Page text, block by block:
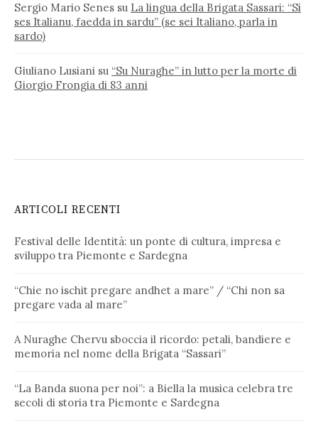
Sergio Mario Senes su La lingua della Brigata Sassari: “Si
ses Italianu, faedda in sardu” (se sei Italiano, parla in
sardo)
Giuliano Lusiani su “Su Nuraghe” in lutto per la morte di
Giorgio Frongia di 83 anni
ARTICOLI RECENTI
Festival delle Identità: un ponte di cultura, impresa e
sviluppo tra Piemonte e Sardegna
“Chie no ischit pregare andhet a mare” / “Chi non sa
pregare vada al mare”
A Nuraghe Chervu sboccia il ricordo: petali, bandiere e
memoria nel nome della Brigata “Sassari”
“La Banda suona per noi”: a Biella la musica celebra tre
secoli di storia tra Piemonte e Sardegna